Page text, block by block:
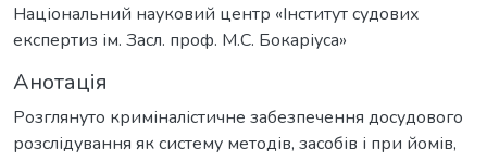
Національний науковий центр «Інститут судових
експертиз ім. Засл. проф. М.С. Бокаріуса»
Анотація
Розглянуто криміналістичне забезпечення досудового
розслідування як систему методів, засобів і при йомів,